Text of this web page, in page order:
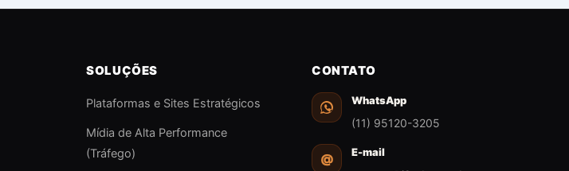
SOLUÇÕES
Plataformas e Sites Estratégicos
Mídia de Alta Performance
(Tráfego)
CONTATO
WhatsApp
(11) 95120-3205
@ E-mail